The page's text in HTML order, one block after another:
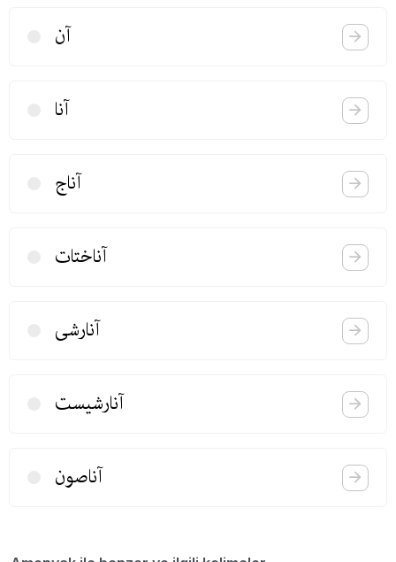
آن
آنا
آناج
آناختات
آنارشی
آنارشیست
آناصون